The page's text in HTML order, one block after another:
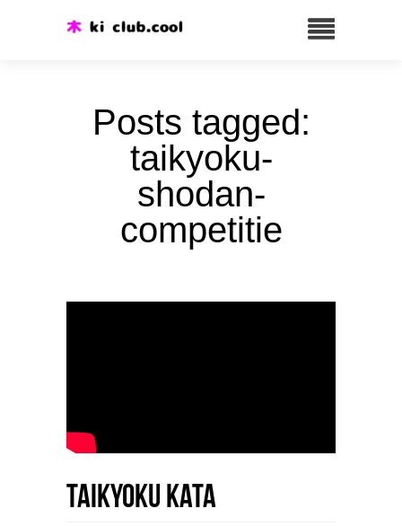
Posts tagged:
taikyoku-
shodan-
competitie
Taikyoku Kata